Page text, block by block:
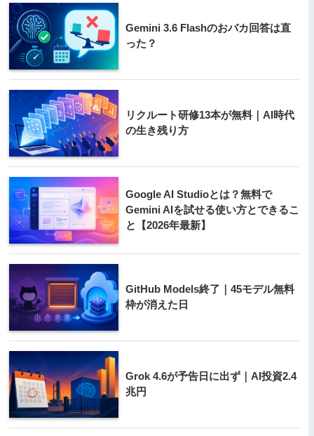
Gemini 3.6 Flashのおバカ回答は直
った？
リクルート研修13本が無料｜AI時代
の生き残り方
Google AI Studioとは？無料で
Gemini AIを試せる使い方とできるこ
と【2026年最新】
GitHub Models終了｜45モデル無料
枠が消えた日
Grok 4.6が予告日に出ず｜AI投資2.4
兆円